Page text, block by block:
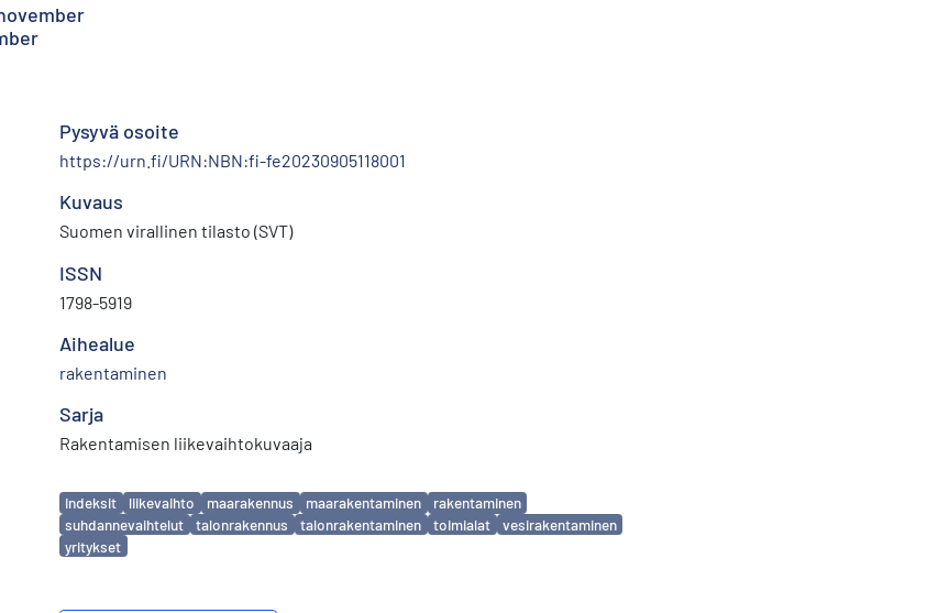
Pysyvä osoite
https://urn.fi/URN:NBN:fi-fe20230905118001
Kuvaus
Suomen virallinen tilasto (SVT)
ISSN
1798-5919
Aihealue
rakentaminen
Sarja
Rakentamisen liikevaihtokuvaaja
Avainsanat
indeksit liikevaihto maarakennus maarakentaminen
rakentaminen
suhdannevaihtelut
talonrakennus talonrakentaminen toimialat
vesirakentaminen
yritykset